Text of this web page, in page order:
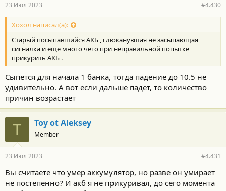
23 Июл 2023 #4.430
Хохол написал(а):
Старый посыпавшийся АКБ , глюканувшая не засыпающая
сигналка и ещё много чего при неправильной попытке
прикурить АКБ .
Сыпется для начала 1 банка, тогда падение до 10.5 не
удивительно. А вот если дальше падет, то количество
причин возрастает
T Toy ot Aleksey
Member
23 Июл 2023 #4.431
Вы считаете что умер аккумулятор, но разве он умирает
не постепенно? И акб я не прикуривал, до сего момента